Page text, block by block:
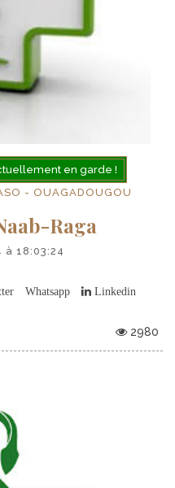
en garde !
- OUAGADOUGOU
Raga
18:03:24
Whatsapp
Linkedin
2980